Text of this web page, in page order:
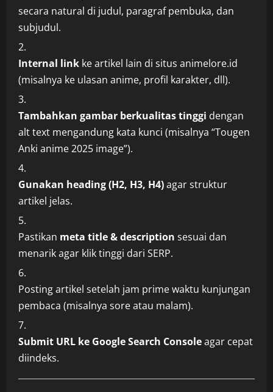
secara natural di judul, paragraf pembuka, dan
subjudul.
Internal link ke artikel lain di situs animelore.id
(misalnya ke ulasan anime, profil karakter, dll).
Tambahkan gambar berkualitas tinggi dengan
alt text mengandung kata kunci (misalnya “Tougen
Anki anime 2025 image”).
Gunakan heading (H2, H3, H4)agar struktur
artikel jelas.
Pastikan meta title & description sesuai dan
menarik agar klik tinggi dari SERP.
Posting artikel setelah jam prime waktu kunjungan
pembaca (misalnya sore atau malam).
Submit URL ke Google Search Consoleagar cepat
diindeks.